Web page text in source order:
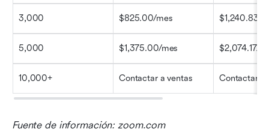
3,000 $825.00/mes $1,240.83/
5,000 $1,375.00/mes $2,074.17/
10,000+ Contactar a ventas Contactar
Fuente de información: zoom.com